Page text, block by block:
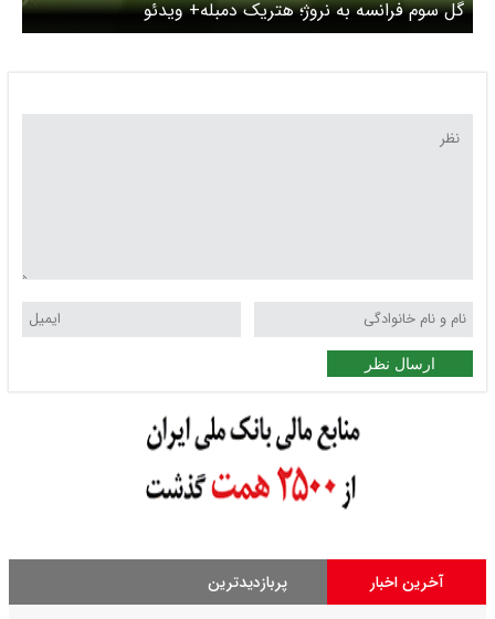
گل سوم فرانسه به نروژ؛ هتریک دمبله+ ویدئو
ارسال نظر
آخرین اخبار پربازدیدترین